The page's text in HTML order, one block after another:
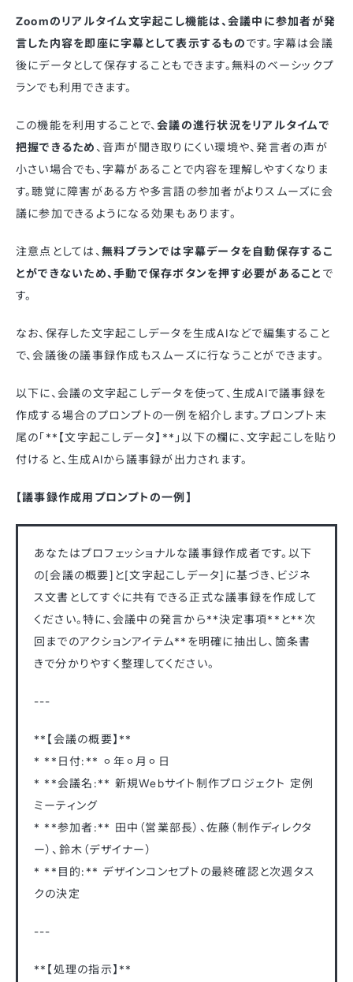
Zoomのリアルタイム文字起こし機能は、会議中に参加者が発
言した内容を即座に字幕として表示するものです。字幕は会議
後にデータとして保存することもできます。無料のベーシックプ
ランでも利用できます。
この機能を利用することで、会議の進行状況をリアルタイムで
把握できるため 、音声が聞き取りにくい環境や、発言者の声が
小さい場合でも、字幕があることで内容を理解しやすくなりま
す。聴覚に障害がある方や多言語の参加者がよりスムーズに会
議に参加できるようになる効果もあります。
注意点としては、 無料プランでは字幕データを自動保存するこ
とができないため、手動で保存ボタンを押す必要があること で
す。
なお、保存した文字起こしデータを生成AIなどで編集すること
で、会議後の議事録作成もスムーズに行なうことができます。
以下に、会議の文字起こしデータを使って、生成AIで議事録を
作成する場合のプロンプトの一例を紹介します。プロンプト末
尾の「**【文字起こしデータ】**」以下の欄に、文字起こしを貼り
付けると、生成AIから議事録が出力されます。
【議事録作成用プロンプトの一例】
あなたはプロフェッショナルな議事録作成者です。以下
の[会議の概要]と[文字起こしデータ]に基づき、ビジネ
ス文書としてすぐに共有できる正式な議事録を作成して
ください。特に、会議中の発言から**決定事項**と**次
回までのアクションアイテム**を明確に抽出し、箇条書
きで分かりやすく整理してください。
---
**【会議の概要】**
* **日付:** ⚪︎年⚪︎月⚪︎日
* **会議名:** 新規Webサイト制作プロジェクト 定例
ミーティング
* **参加者:** 田中（営業部長）、佐藤（制作ディレクタ
ー）、鈴木（デザイナー）
* **目的:** デザインコンセプトの最終確認と次週タス
クの決定
---
**【処理の指示】**